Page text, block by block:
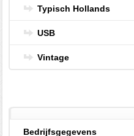
Typisch Hollands
USB
Vintage
Bedrijfsgegevens